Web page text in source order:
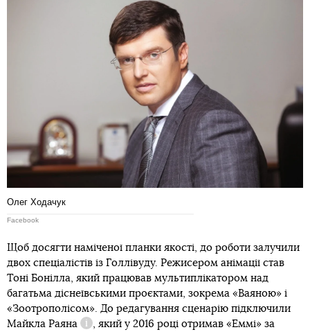
Олег Ходачук
Facebook
Щоб досягти наміченої планки якості, до роботи залучили
двох спеціалістів із Голлівуду. Режисером анімації став
Тоні Бонілла, який працював мультиплікатором над
багатьма діснеївськими проєктами, зокрема «Ваяною» і
«Зоотрополісом». До редагування сценарію підключили
Майкла Раяна
, який у 2016 році отримав «Еммі» за